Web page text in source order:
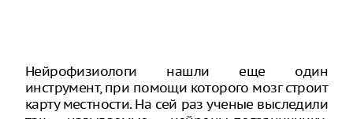
Нейрофизиологи нашли еще один
инструмент, при помощи которого мозг строит
карту местности. На сей раз ученые выследили